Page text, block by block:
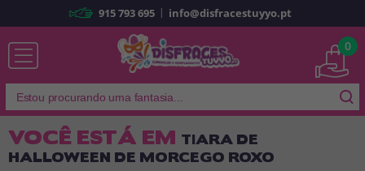
Já sou cliente
Lembrar-me Esqueceu sua senha?
915 793 695 | info@disfracestuyyo.pt
0
VOCÊ ESTÁ EM TIARA DE
HALLOWEEN DE MORCEGO ROXO